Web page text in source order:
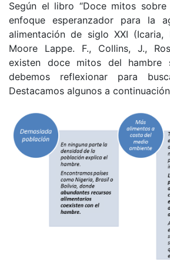
Según el libro “Doce mitos
enfoque esperanzador para la
alimentación de siglo XXI (Icaria,
Moore Lappe. F., Collins, J.,
existen doce mitos del hambre
debemos reflexionar para
Destacamos algunos a